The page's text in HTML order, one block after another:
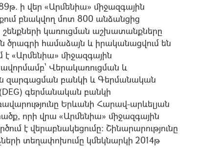
ի վեր «Արմենիա» միջազգային
բնակվող մոտ 800 անձանցից
կառուցման աշխատանքները
ծրագրի համաձայն և իրականացվում են
է «Արմենիա» միջազգային
Վերակառուցման և
զարգացման բանկի և Գերմանական
գերմանական բանկի
Երևանի Հարավ-արևելյան
որի վրա «Արմենիա» միջազգային
է վերաբնակեցումը: Շինարարությունը
տեղափոխումը կմեկնարկի 2014թ